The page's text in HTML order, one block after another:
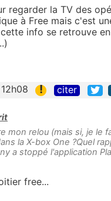
regarder la TV des
à Free mais c'est
info se retrouve
! citer
mon relou (mais si, je le
la X-box One ?Quel
a stoppé l'application
free...